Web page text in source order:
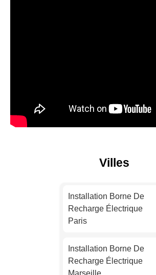
Villes
Installation Borne De
Recharge Électrique
Paris
Installation Borne De
Recharge Électrique
Marseille